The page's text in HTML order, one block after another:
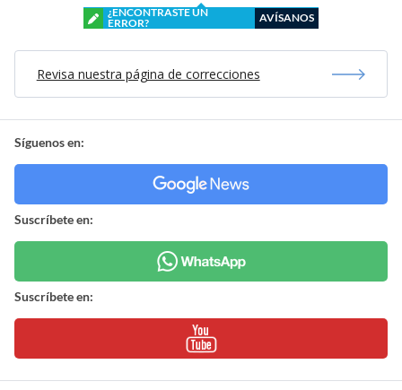
¿ENCONTRASTE UN
ERROR?
AVÍSANOS
Revisa nuestra página de correcciones
Síguenos en:
Suscríbete en:
Suscríbete en: